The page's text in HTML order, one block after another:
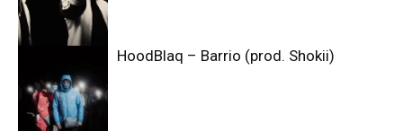
HoodBlaq – Barrio (prod. Shokii)